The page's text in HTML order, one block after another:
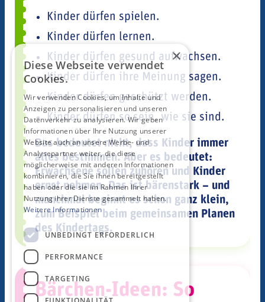
Kinder dürfen spielen.
Kinder dürfen lernen.
Kinder dürfen gesund aufwachsen.
Kinder dürfen ihre Meinung sagen.
Kinder dürfen geschützt werden.
Kinder dürfen so sein, wie sie sind.
Das bedeutet nicht, dass Kinder immer
alles bestimmen. Aber es bedeutet:
Erwachsene sollen zuhören und Kinder
ernst nehmen. Das ist bärenstark – und
manchmal beginnt es schon ganz klein,
zum Beispiel beim gemeinsamen Planen
des Kindertags.
Bärchen-Ideen: So
×
Diese Webseite verwendet
Cookies.
Wir verwenden Cookies, um Inhalte und
Anzeigen zu personalisieren und unseren
Datenverkehr zu analysieren. Wir geben
Informationen über Ihre Nutzung unserer
Website auch an unsere Werbe- und
Analysepartner weiter, die diese
möglicherweise mit anderen Informationen
kombinieren, die Sie ihnen bereitgestellt
haben oder die sie im Rahmen Ihrer
Nutzung ihrer Dienste gesammelt haben.
Weitere Informationen
UNBEDINGT ERFORDERLICH
PERFORMANCE
TARGETING